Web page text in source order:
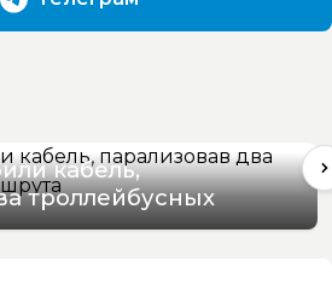
кабель,
троллейбусных